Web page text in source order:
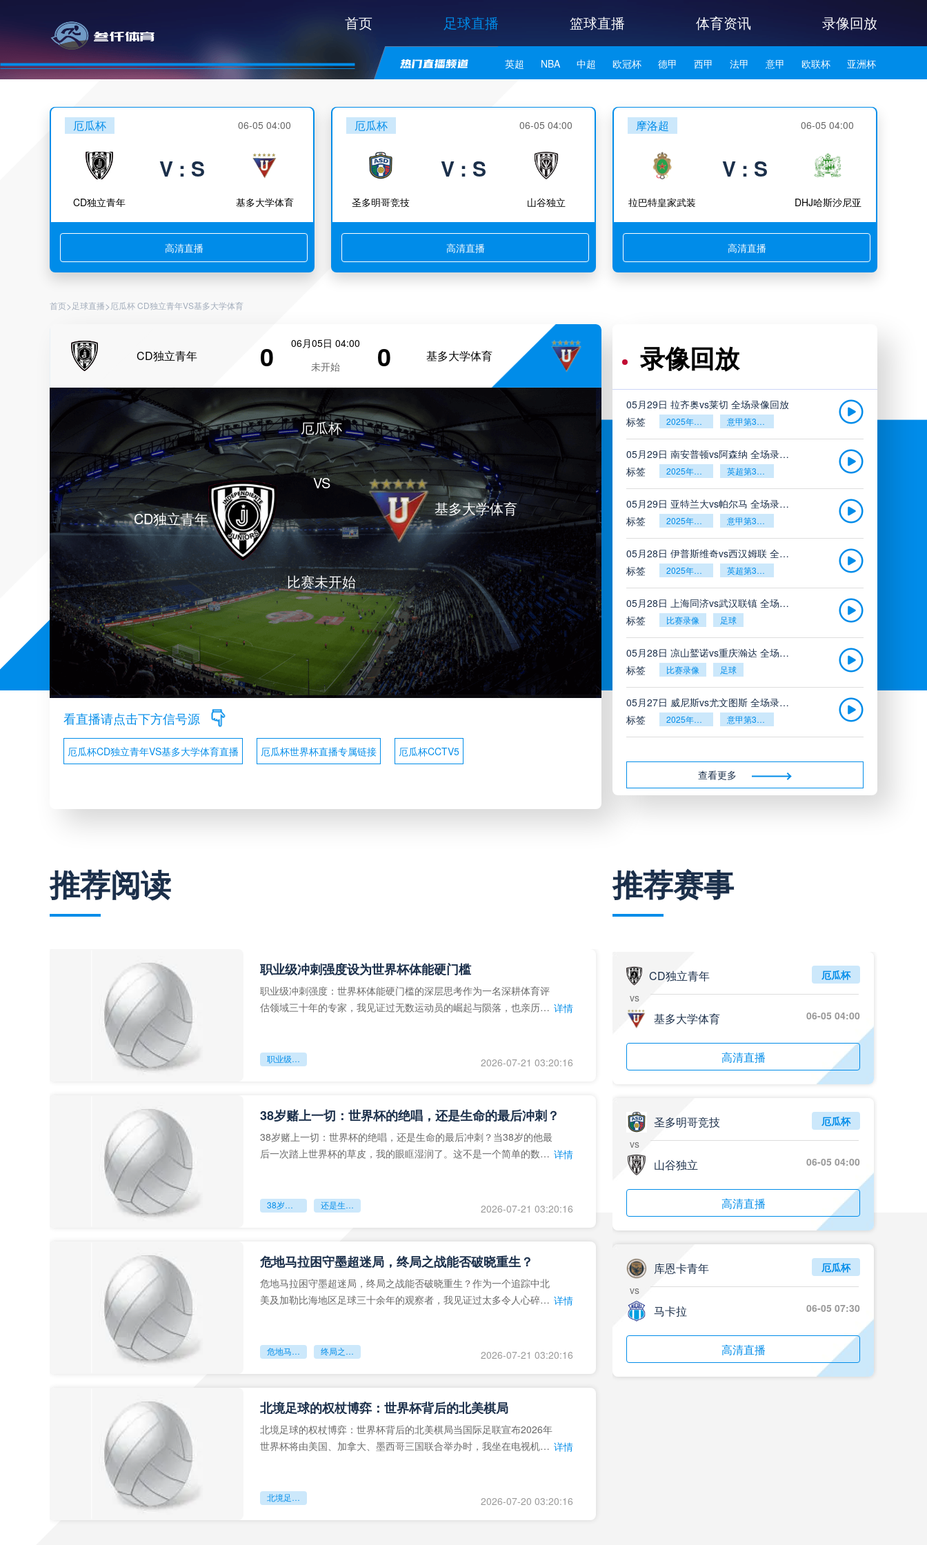
首页 足球直播 篮球直播 体育资讯 录像回放
英超 NBA 中超 欧冠杯 德甲 西甲 法甲 意甲 欧联杯 亚洲杯
厄瓜杯 06-05 04:00
CD独立青年
V : S
基多大学体育
高清直播
厄瓜杯 06-05 04:00
圣多明哥竞技
V : S
山谷独立
高清直播
摩洛超 06-05 04:00
拉巴特皇家武装
V : S
DHJ哈斯沙尼亚
高清直播
首页> 足球直播> 厄瓜杯 CD独立青年VS基多大学体育
CD独立青年 0
06月05日 04:00
未开始
0 基多大学体育
CD独立青年
厄瓜杯
VS
比赛未开始
基多大学体育
看直播请点击下方信号源
厄瓜杯CD独立青年VS基多大学体育直播 厄瓜杯世界杯直播专属链接 厄瓜杯CCTV5
录像回放
05月29日 拉齐奥vs莱切 全场录像回放
标签
2025年5月26日 意甲第38轮
05月29日 南安普顿vs阿森纳 全场录像回放
标签
2025年5月26日 英超第38轮
05月29日 亚特兰大vs帕尔马 全场录像回放
标签
2025年5月26日 意甲第38轮
05月28日 伊普斯维奇vs西汉姆联 全场录像回放
标签
2025年5月26日 英超第38轮
05月28日 上海同济vs武汉联镇 全场录像
标签
比赛录像 足球
05月28日 凉山鹫诺vs重庆瀚达 全场录像
标签
比赛录像 足球
05月27日 威尼斯vs尤文图斯 全场录像回放
标签
2025年5月26日 意甲第38轮
标签
比赛录像 西甲
05月26日 AC米兰vs蒙扎全场录像回放
标签
标签
标签
2025年5月24日
标签
欧联杯决赛
标签
2025年5月23日
标签
2024年5月21日
标签
2024年5月21日 足协杯第3轮
05月24日 重庆铜梁龙vs河南 全场录像回放
标签
2024年5月21日
标签
比赛录像
标签
比赛录像 成都蓉城
查看更多
推荐阅读
职业级冲刺强度设为世界杯体能硬门槛
职业级冲刺强度：世界杯体能硬门槛的深层思考作为一名深耕体育评
估领域三十年的专家，我见证过无数运动员的崛起与陨落，也亲历了 详情
职业级冲刺强度设为世界杯体能硬门槛 2026-07-21 03:20:16
38岁赌上一切：世界杯的绝唱，还是生命的最后冲刺？
38岁赌上一切：世界杯的绝唱，还是生命的最后冲刺？当38岁的他最
后一次踏上世界杯的草皮，我的眼眶湿润了。这不是一个简单的数
详情
38岁赌上一切：世界杯的绝唱 还是生命的最后冲刺？ 2026-07-21 03:20:16
危地马拉困守墨超迷局，终局之战能否破晓重生？
危地马拉困守墨超迷局，终局之战能否破晓重生？作为一个追踪中北
美及加勒比海地区足球三十余年的观察者，我见证过太多令人心碎的 详情
危地马拉困守墨超迷局 终局之战能否破晓重生？ 2026-07-21 03:20:16
北境足球的权杖博弈：世界杯背后的北美棋局
北境足球的权杖博弈：世界杯背后的北美棋局当国际足联宣布2026年
世界杯将由美国、加拿大、墨西哥三国联合举办时，我坐在电视机
详情
北境足球的权杖博弈：世界杯背后的北美棋局 2026-07-20 03:20:16
推荐赛事
CD独立青年
vs
基多大学体育
厄瓜杯
06-05 04:00
高清直播
圣多明哥竞技
vs
山谷独立
厄瓜杯
06-05 04:00
高清直播
库恩卡青年
vs
马卡拉
厄瓜杯
06-05 07:30
高清直播